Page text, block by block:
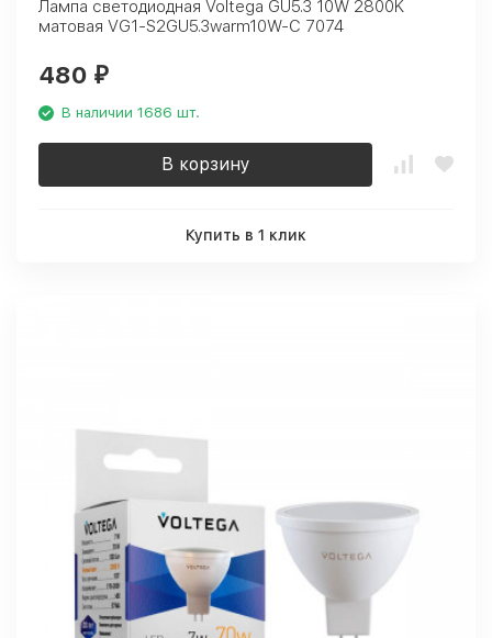
Лампа светодиодная Voltega GU5.3 10W 2800K
матовая VG1-S2GU5.3warm10W-C 7074
480 ₽
В наличии 1686 шт.
В корзину
Купить в 1 клик